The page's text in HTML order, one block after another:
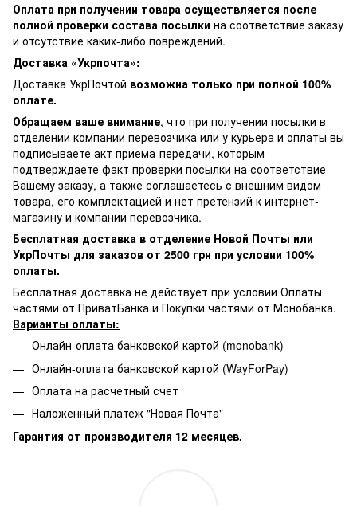
Оплата при получении товара осуществляется после
полной проверки состава посылки на соответствие заказу
и отсутствие каких-либо повреждений.
Доставка «Укрпочта»:
Доставка УкрПочтой возможна только при полной 100%
оплате.
Обращаем ваше внимание, что при получении посылки в
отделении компании перевозчика или у курьера и оплаты вы
подписываете акт приема-передачи, которым
подтверждаете факт проверки посылки на соответствие
Вашему заказу, а также соглашаетесь с внешним видом
товара, его комплектацией и нет претензий к интернет-
магазину и компании перевозчика.
Бесплатная доставка в отделение Новой Почты или
УкрПочты для заказов от 2500 грн при условии 100%
оплаты.
Бесплатная доставка не действует при условии Оплаты
частями от ПриватБанка и Покупки частями от Монобанка.
Варианты оплаты:
Онлайн-оплата банковской картой (monobank)
Онлайн-оплата банковской картой (WayForPay)
Оплата на расчетный счет
Наложенный платеж "Новая Почта"
Гарантия от производителя 12 месяцев.